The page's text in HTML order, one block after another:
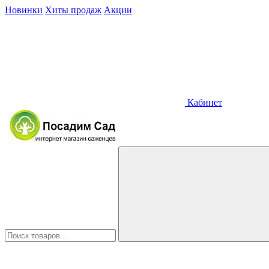
Новинки Хиты продаж Акции
Кабинет